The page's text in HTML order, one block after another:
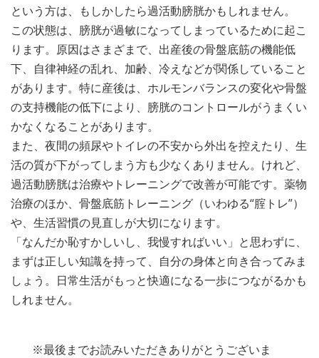
という方は、もしかしたら過活動膀胱かもしれません。
この状態は、膀胱が過敏になってしまっているために起こ
ります。原因はさまざまで、出産後の骨盤底筋の機能低
下、自律神経の乱れ、加齢、冷えなどが関係していること
があります。特に産後は、ホルモンバランスの変化や骨盤
の支持機能の低下により、膀胱のコントロールがうまくい
かなくなることがあります。
また、夜間の頻尿やトイレの不安から外出を控えたり、生
活の質が下がってしまう方も少なくありません。けれど、
過活動膀胱は治療やトレーニングで改善が可能です。薬物
治療のほか、骨盤底筋トレーニング（いわゆる“腟トレ”）
や、生活習慣の見直しが大切になります。
「なんだか恥すかしいし、我慢すればいい」と思わずに、
まずは正しい知識を持って、自分の身体と向き合ってみま
しょう。日常生活がもっと快適になる一歩につながるかも
しれません。
※最後までお読みいただきありがとうございま